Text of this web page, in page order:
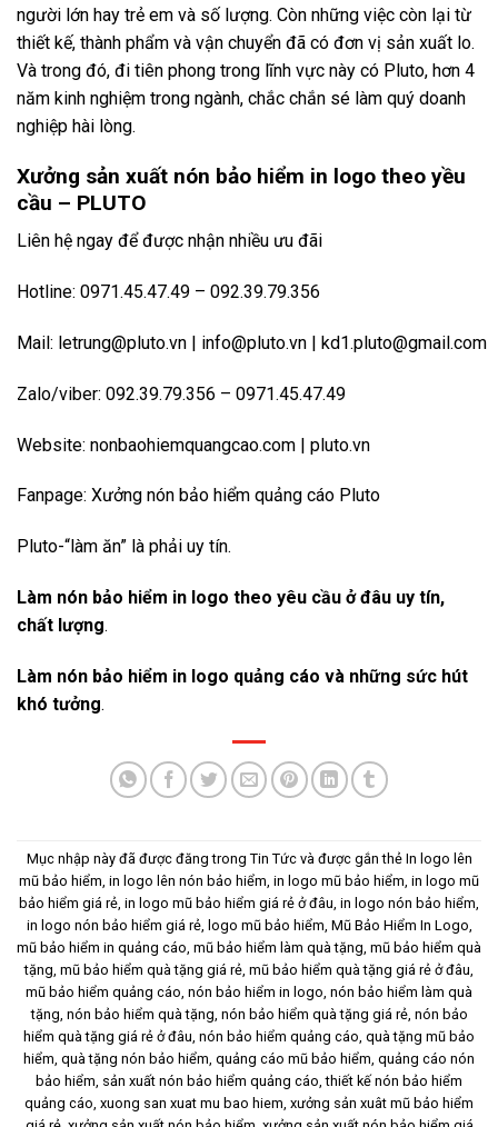
người lớn hay trẻ em và số lượng. Còn những việc còn lại từ
thiết kế, thành phẩm và vận chuyển đã có đơn vị sản xuất lo.
Và trong đó, đi tiên phong trong lĩnh vực này có Pluto, hơn 4
năm kinh nghiệm trong ngành, chắc chắn sé làm quý doanh
nghiệp hài lòng.
Xưởng sản xuất nón bảo hiểm in logo theo yều
cầu – PLUTO
Liên hệ ngay để được nhận nhiều ưu đãi
Hotline: 0971.45.47.49 – 092.39.79.356
Mail: letrung@pluto.vn | info@pluto.vn | kd1.pluto@gmail.com
Zalo/viber: 092.39.79.356 – 0971.45.47.49
Website: nonbaohiemquangcao.com | pluto.vn
Fanpage: Xưởng nón bảo hiểm quảng cáo Pluto
Pluto-“làm ăn” là phải uy tín.
Làm nón bảo hiểm in logo theo yêu cầu ở đâu uy tín,
chất lượng.
Làm nón bảo hiểm in logo quảng cáo và những sức hút
khó tưởng.
Mục nhập này đã được đăng trong Tin Tứcvà được gắn thẻ In logo lên
mũ bảo hiểm, in logo lên nón bảo hiểm, in logo mũ bảo hiểm, in logo mũ
bảo hiểm giá rẻ, in logo mũ bảo hiểm giá rẻ ở đâu, in logo nón bảo hiểm,
in logo nón bảo hiểm giá rẻ, logo mũ bảo hiểm, Mũ Bảo Hiểm In Logo,
mũ bảo hiểm in quảng cáo, mũ bảo hiểm làm quà tặng, mũ bảo hiểm quà
tặng, mũ bảo hiểm quà tặng giá rẻ, mũ bảo hiểm quà tặng giá rẻ ở đâu,
mũ bảo hiểm quảng cáo, nón bảo hiểm in logo, nón bảo hiểm làm quà
tặng, nón bảo hiểm quà tặng, nón bảo hiểm quà tặng giá rẻ, nón bảo
hiểm quà tặng giá rẻ ở đâu, nón bảo hiểm quảng cáo, quà tặng mũ bảo
hiểm, quà tặng nón bảo hiểm, quảng cáo mũ bảo hiểm, quảng cáo nón
bảo hiểm, sản xuất nón bảo hiểm quảng cáo,thiết kế nón bảo hiểm
quảng cáo, xuong san xuat mu bao hiem, xưởng sản xuât mũ bảo hiểm